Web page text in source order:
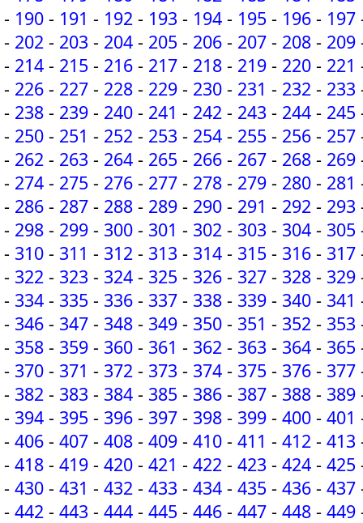
- 190 - 191 - 192 - 193 - 194 - 195 - 196 - 197
- 202 - 203 - 204 - 205 - 206 - 207 - 208 - 209
- 214 - 215 - 216 - 217 - 218 - 219 - 220 - 221
- 226 - 227 - 228 - 229 - 230 - 231 - 232 - 233
- 238 - 239 - 240 - 241 - 242 - 243 - 244 - 245
- 250 - 251 - 252 - 253 - 254 - 255 - 256 - 257
- 262 - 263 - 264 - 265 - 266 - 267 - 268 - 269
- 274 - 275 - 276 - 277 - 278 - 279 - 280 - 281
- 286 - 287 - 288 - 289 - 290 - 291 - 292 - 293
- 298 - 299 - 300 - 301 - 302 - 303 - 304 - 305
- 310 - 311 - 312 - 313 - 314 - 315 - 316 - 317
- 322 - 323 - 324 - 325 - 326 - 327 - 328 - 329
- 334 - 335 - 336 - 337 - 338 - 339 - 340 - 341
- 346 - 347 - 348 - 349 - 350 - 351 - 352 - 353
- 358 - 359 - 360 - 361 - 362 - 363 - 364 - 365
- 370 - 371 - 372 - 373 - 374 - 375 - 376 - 377
- 382 - 383 - 384 - 385 - 386 - 387 - 388 - 389
- 394 - 395 - 396 - 397 - 398 - 399 - 400 - 401
- 406 - 407 - 408 - 409 - 410 - 411 - 412 - 413
- 418 - 419 - 420 - 421 - 422 - 423 - 424 - 425
- 430 - 431 - 432 - 433 - 434 - 435 - 436 - 437
- 442 - 443 - 444 - 445 - 446 - 447 - 448 - 449